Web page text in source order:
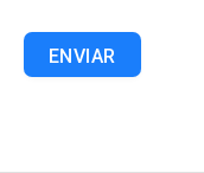
ENVIAR